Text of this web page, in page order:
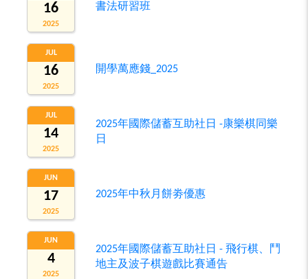
16
2025
書法研習班
JUL
16
2025
開學萬應錢_2025
JUL
14
2025
2025年國際儲蓄互助社日 -康樂棋同樂
日
JUN
17
2025
2025年中秋月餅劵優惠
JUN
4
2025
2025年國際儲蓄互助社日 - 飛行棋、鬥
地主及波子棋遊戲比賽通告